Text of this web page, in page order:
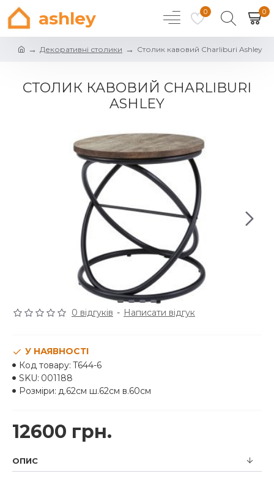
ashley 0 0
Декоративні столики Столик кавовий Charliburi Ashley
СТОЛИК КАВОВИЙ CHARLIBURI
ASHLEY
0 відгуків - Написати відгук
12600 грн.
У НАЯВНОСТІ
Код товару: T644-6
SKU: 001188
Розміри: д.62см ш.62см в.60см
ОПИС